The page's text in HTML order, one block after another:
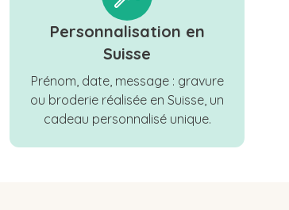
Personnalisation en
Suisse
Prénom, date, message : gravure
ou broderie réalisée en Suisse, un
cadeau personnalisé unique.